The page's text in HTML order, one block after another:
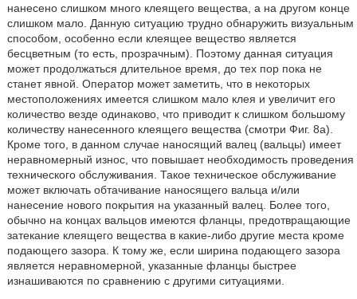
нанесено слишком много клеящего вещества, а на другом конце
слишком мало. Данную ситуацию трудно обнаружить визуальным
способом, особенно если клеящее вещество является
бесцветным (то есть, прозрачным). Поэтому данная ситуация
может продолжаться длительное время, до тех пор пока не
станет явной. Оператор может заметить, что в некоторых
местоположениях имеется слишком мало клея и увеличит его
количество везде одинаково, что приводит к слишком большому
количеству нанесенного клеящего вещества (смотри Фиг. 8а).
Кроме того, в данном случае наносящий валец (вальцы) имеет
неравномерный износ, что повышает необходимость проведения
технического обслуживания. Такое техническое обслуживание
может включать обтачивание наносящего вальца и/или
нанесение нового покрытия на указанный валец. Более того,
обычно на концах вальцов имеются фланцы, предотвращающие
затекание клеящего вещества в какие-либо другие места кроме
подающего зазора. К тому же, если ширина подающего зазора
является неравномерной, указанные фланцы быстрее
изнашиваются по сравнению с другими ситуациями.